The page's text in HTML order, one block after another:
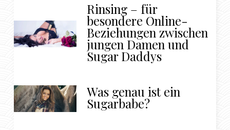
Rinsing – für
besondere Online-
Beziehungen zwischen
jungen Damen und
Sugar Daddys
Was genau ist ein
Sugarbabe?